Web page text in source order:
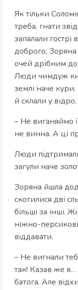
Як тільки
треба, гнати
запалали
доброго, Зоряна
очей дрібним
Люди чимдуж
землі наче
й склали у
– Не виганяймо
не винна. А ці
Люди
загули наче
Зоряна йшла
скотилися дві
більші за інші.
ніжно-
віддавати.
– Не вигнали
так! Казав же я…
батога. Але